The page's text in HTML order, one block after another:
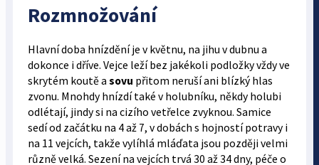
Rozmnožování
Hlavní doba hnízdění je v květnu, na jihu v dubnu a
dokonce i dříve. Vejce leží bez jakékoli podložky vždy ve
skrytém koutě a sovu přitom neruší ani blízký hlas
zvonu. Mnohdy hnízdí také v holubníku, někdy holubi
odlétají, jindy si na cizího vetřelce zvyknou. Samice
sedí od začátku na 4 až 7, v dobách s hojností potravy i
na 11 vejcích, takže vylíhlá mláďata jsou později velmi
různě velká. Sezení na vejcích trvá 30 až 34 dny, péče o